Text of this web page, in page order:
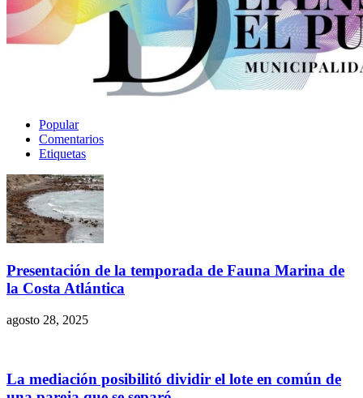
Popular
Comentarios
Etiquetas
Presentación de la temporada de Fauna Marina de
la Costa Atlántica
agosto 28, 2025
La mediación posibilitó dividir el lote en común de